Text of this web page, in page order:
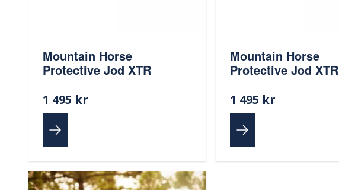
Mountain Horse
Protective Jod XTR
1 495 kr
Mountain Horse
Protective Jod XTR
1 495 kr